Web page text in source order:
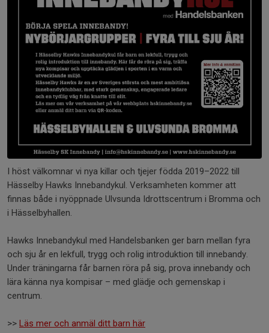
I höst välkomnar vi nya killar och tjejer födda 2019–2022 till
Hässelby Hawks Innebandykul. Verksamheten kommer att
finnas både i nyöppnade Ulvsunda Idrottscentrum i Bromma och
i Hässelbyhallen.
Hawks Innebandykul med Handelsbanken ger barn mellan fyra
och sju år en lekfull, trygg och rolig introduktion till innebandy.
Under träningarna får barnen röra på sig, prova innebandy och
lära känna nya kompisar – med glädje och gemenskap i
centrum.
>> Läs mer och anmäl ditt barn här